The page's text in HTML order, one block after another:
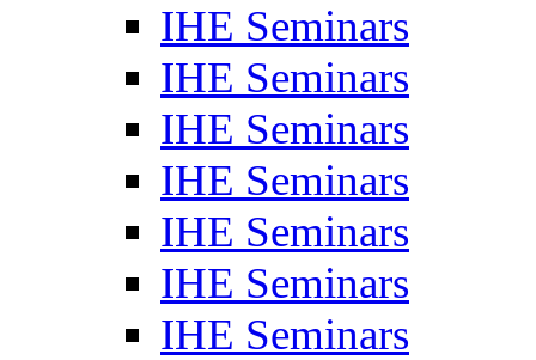
IHE Seminars
IHE Seminars
IHE Seminars
IHE Seminars
IHE Seminars
IHE Seminars
IHE Seminars